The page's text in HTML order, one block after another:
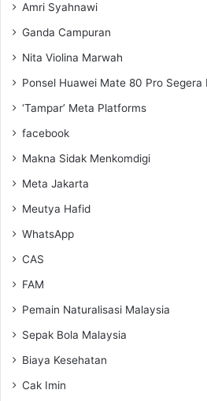
Amri Syahnawi
Ganda Campuran
Nita Violina Marwah
Ponsel Huawei Mate 80 Pro Segera
‘Tampar’ Meta Platforms
facebook
Makna Sidak Menkomdigi
Meta Jakarta
Meutya Hafid
WhatsApp
CAS
FAM
Pemain Naturalisasi Malaysia
Sepak Bola Malaysia
Biaya Kesehatan
Cak Imin